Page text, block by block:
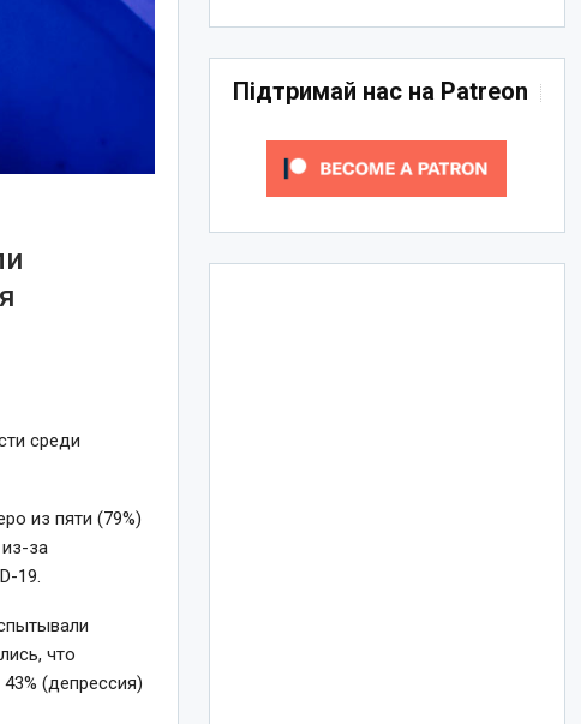
среди
из пяти (79%)
за
19.
что
(депрессия)
Підтримай нас на Patreon